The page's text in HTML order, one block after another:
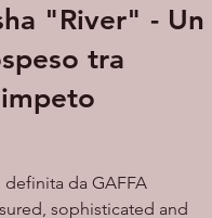
"River" - Un
tra
sophisticated and